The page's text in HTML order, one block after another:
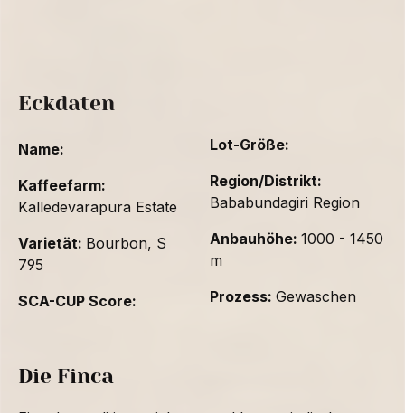
Eckdaten
Name:
Kaffeefarm:
Kalledevarapura Estate
Varietät: Bourbon, S
795
SCA-CUP Score:
Lot-Größe:
Region/Distrikt:
Bababundagiri Region
Anbauhöhe: 1000 - 1450
m
Prozess: Gewaschen
Die Finca